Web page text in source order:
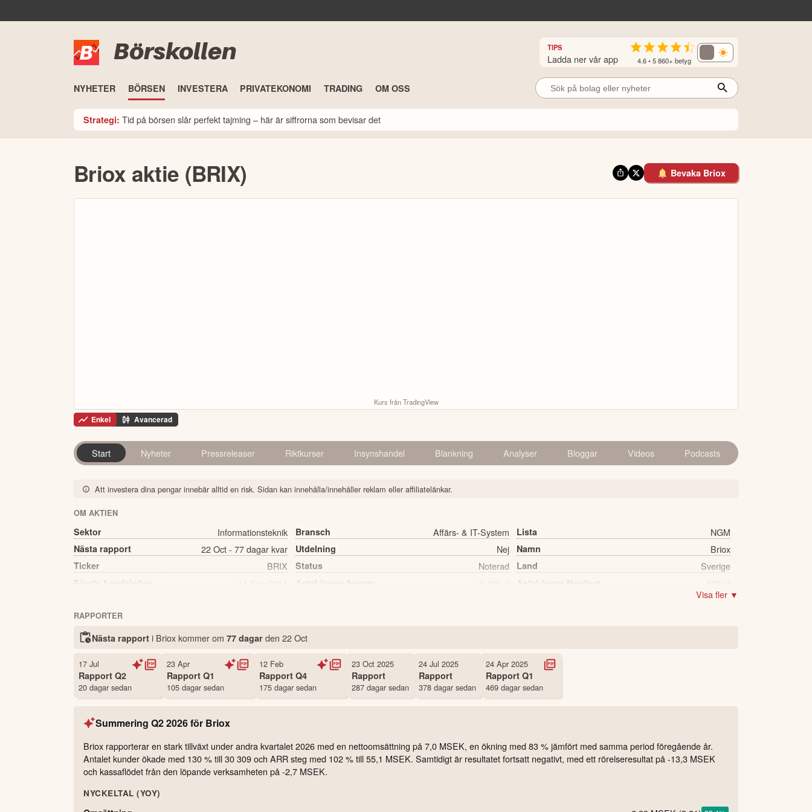
Börskollen TIPS
Ladda ner vår app 4.6 • 5 860+ betyg
NYHETER BÖRSEN INVESTERA PRIVATEKONOMI TRADING OM OSS
Strategi: Tid på börsen slår perfekt tajming – här är siffrorna som bevisar det
Briox aktie (BRIX) Bevaka Briox
Kurs från TradingView
Enkel Avancerad
Start Nyheter Pressreleaser Riktkurser Insynshandel Blankning Analyser Bloggar Videos Podcasts
Att investera dina pengar innebär alltid en risk. Sidan kan innehålla/innehåller reklam eller affiliatelänkar.
OM AKTIEN
Sektor Informationsteknik Bransch Affärs- & IT-System Lista NGM
Nästa rapport 22 Oct - 77 dagar kvar Utdelning Nej Namn Briox
Ticker BRIX Status Noterad Land Sverige
Första handelsdag Antal ägare Avanza Antal ägare Nordnet
Visa fler ▼
RAPPORTER
Nästa rapport i Briox kommerom 77 dagar den 22 Oct
17 Jul
Rapport Q2
20 dagar sedan
23 Apr
Rapport Q1
105 dagar sedan
12 Feb
Rapport Q4
175 dagar sedan
23 Oct 2025
Rapport
287 dagar sedan
24 Jul 2025
Rapport
378 dagar sedan
24 Apr 2025
Rapport Q1
469 dagar sedan
Summering Q2 2026för Briox
Briox rapporterar en stark tillväxt under andra kvartalet 2026 med en nettoomsättning på 7,0 MSEK, en ökning med 83 % jämfört med samma period föregående år.
Antalet kunder ökade med 130 % till 30 309 och ARR steg med 102 % till 55,1 MSEK. Samtidigt är resultatet fortsatt negativt, med ett rörelseresultat på -13,3 MSEK
och kassaflödet från den löpande verksamheten på -2,7 MSEK.
NYCKELTAL (YOY)